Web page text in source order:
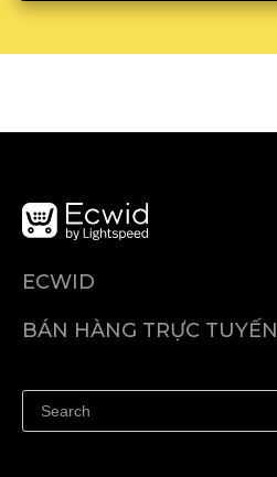
ECWID
Trung tâm trợ giúp
BÁN HÀNG TRỰC TUYẾN
Quảng bá ở bất cứ đâu
Kiểm soát mọi thứ